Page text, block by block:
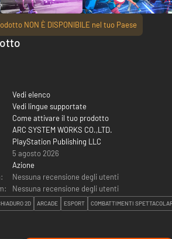
NON È DISPONIBILE nel tuo Paese
Vedi elenco
Vedi lingue supportate
Come attivare il tuo prodotto
ARC SYSTEM WORKS CO.,LTD.
PlayStation Publishing LLC
5 agosto 2026
Azione
Nessuna recensione degli utenti
Nessuna recensione degli utenti
2D ARCADE ESPORT COMBATTIMENTI